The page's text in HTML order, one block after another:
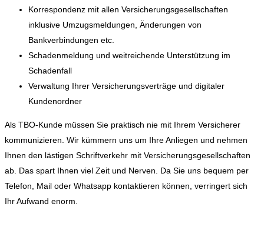
Korrespondenz mit allen Versicherungsgesellschaften
inklusive Umzugsmeldungen, Änderungen von
Bankverbindungen etc.
Schadenmeldung und weitreichende Unterstützung im
Schadenfall
Verwaltung Ihrer Versicherungsverträge und digitaler
Kundenordner
Als TBO-Kunde müssen Sie praktisch nie mit Ihrem Versicherer
kommunizieren. Wir kümmern uns um Ihre Anliegen und nehmen
Ihnen den lästigen Schriftverkehr mit Versicherungsgesellschaften
ab. Das spart Ihnen viel Zeit und Nerven. Da Sie uns bequem per
Telefon, Mail oder Whatsapp kontaktieren können, verringert sich
Ihr Aufwand enorm.